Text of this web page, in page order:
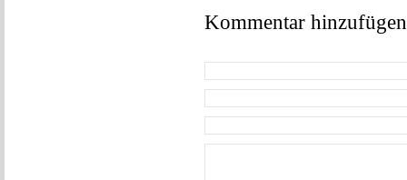
Kommentar hinzufügen